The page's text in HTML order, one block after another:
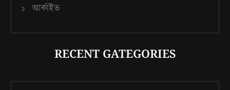
আর্কাইভ
RECENT GATEGORIES